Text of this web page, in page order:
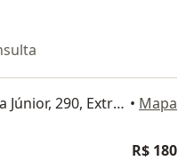
Rua Antônio de Oliveira Júnior, 290, Extrema • Mapa
R$ 180